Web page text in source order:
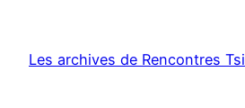
contenu
Les archives de Rencontres